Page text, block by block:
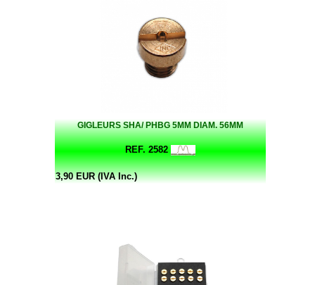
GIGLEURS SHA/ PHBG 5MM DIAM. 56MM
REF. 2582
3,90 EUR (IVA Inc.)